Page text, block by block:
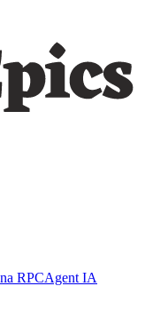
RPCAgent IA